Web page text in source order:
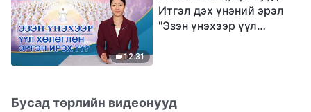
12:31
Итгэл дэх үнэний эрэл
"Эзэн үнэхээр үүл
Бусад төрлийн видеонууд